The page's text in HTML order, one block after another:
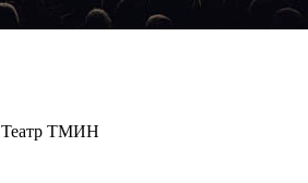
Театр ТМИН